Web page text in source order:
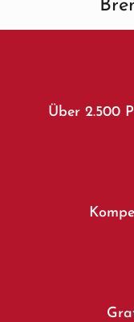
Über 2.500